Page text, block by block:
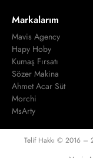
Markalarım
Mavis Agency
Hapy Hoby
Kumaş Fırsatı
Sözer Makina
Ahmet Acar Süt
Morchi
MsArty
Telif Hakkı © 2016 –